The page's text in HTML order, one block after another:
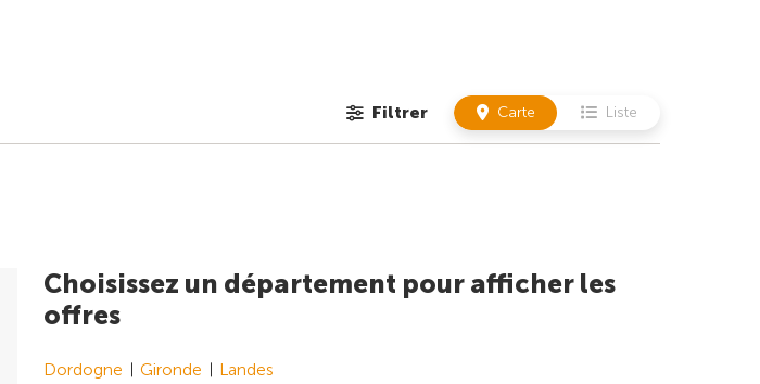
Filtrer Carte Liste
Choisissez un département pour afficher les
offres
Dordogne Gironde Landes